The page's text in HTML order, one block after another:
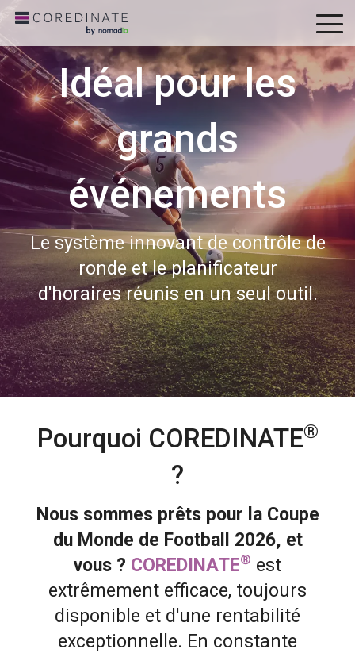
Idéal pour les
grands
événements
Le système innovant de contrôle de
ronde et le planificateur
d'horaires réunis en un seul outil.
Pourquoi COREDINATE®
?
Nous sommes prêts pour la Coupe
du Monde de Football 2026, et
vous ? COREDINATE® est
extrêmement efficace, toujours
disponible et d'une rentabilité
exceptionnelle. En constante